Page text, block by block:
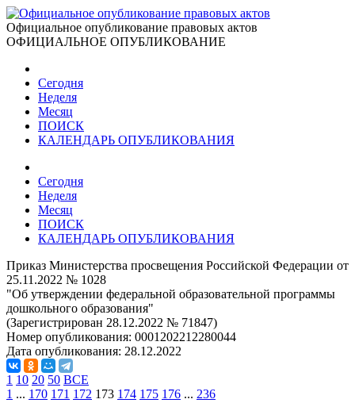
Официальное опубликование правовых актов
ОФИЦИАЛЬНОЕ ОПУБЛИКОВАНИЕ
Сегодня
Неделя
Месяц
ПОИСК
КАЛЕНДАРЬ ОПУБЛИКОВАНИЯ
Сегодня
Неделя
Месяц
ПОИСК
КАЛЕНДАРЬ ОПУБЛИКОВАНИЯ
Приказ Министерства просвещения Российской Федерации от
25.11.2022 № 1028
"Об утверждении федеральной образовательной программы
дошкольного образования"
(Зарегистрирован 28.12.2022 № 71847)
Номер опубликования: 0001202212280044
Дата опубликования: 28.12.2022
1 10 20 50 ВСЕ
1 ... 170 171 172 173 174 175 176 ... 236